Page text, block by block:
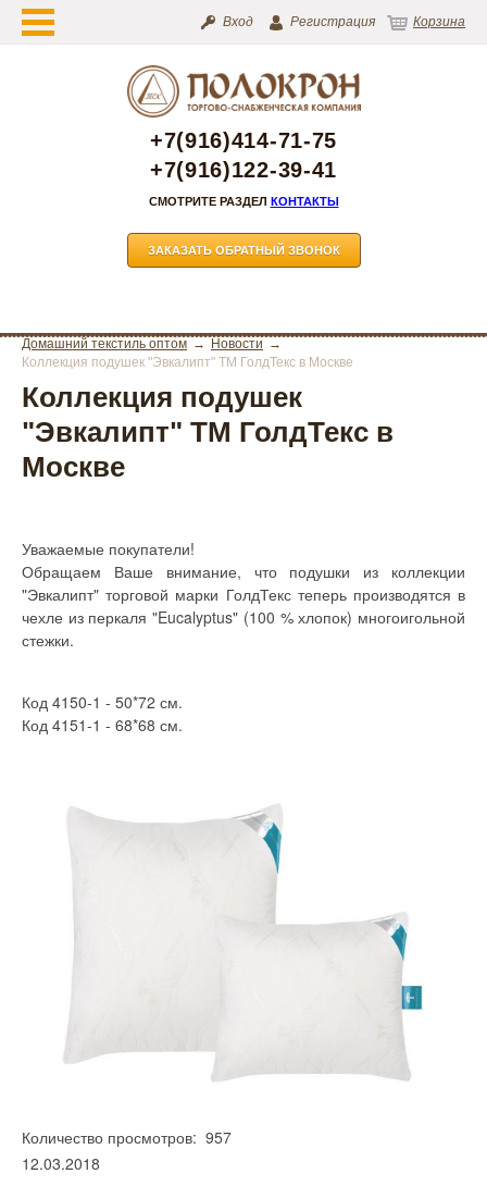
Вход Регистрация Корзина
+7(916)414-71-75
+7(916)122-39-41
СМОТРИТЕ РАЗДЕЛ КОНТАКТЫ
ЗАКАЗАТЬ ОБРАТНЫЙ ЗВОНОК
Домашний текстиль оптом
Новости
Коллекция подушек "Эвкалипт" ТМ ГолдТекс в Москве
Коллекция подушек
"Эвкалипт" ТМ ГолдТекс в
Москве
Уважаемые покупатели!
Обращаем Ваше внимание, что подушки из коллекции
"Эвкалипт" торговой марки ГолдТекс теперь производятся в
чехле из перкаля "Eucalyptus" (100 % хлопок) многоигольной
стежки.
Код 4150-1 - 50*72 см.
Код 4151-1 - 68*68 см.
Количество просмотров: 957
12.03.2018